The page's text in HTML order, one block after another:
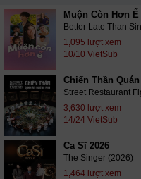
Muộn Còn Hơn Ế
Better Late Than
1,095 lượt xem
10/10 VietSub
Chiến Thần
Street Restaurant
3,630 lượt xem
14/24 VietSub
Ca Sĩ 2026
The Singer (2026)
1,464 lượt xem